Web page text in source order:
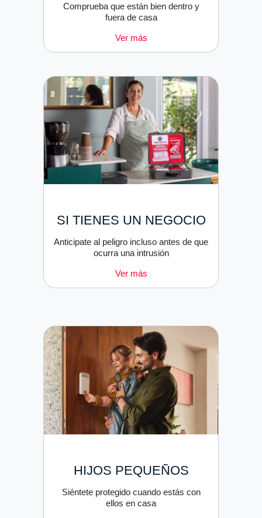
Comprueba que están bien dentro y
fuera de casa
Ver más
SI TIENES UN NEGOCIO
Anticipate al peligro incluso antes de que
ocurra una intrusión
Ver más
HIJOS PEQUEÑOS
Siéntete protegido cuando estás con
ellos en casa